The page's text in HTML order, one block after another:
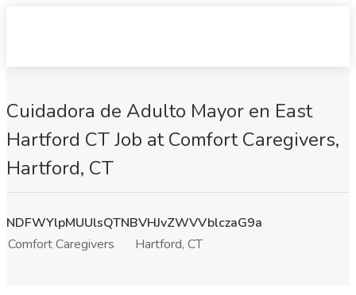
Cuidadora de Adulto Mayor en East
Hartford CT Job at Comfort Caregivers,
Hartford, CT
NDFWYlpMUUlsQTNBVHJvZWVVblczaG9a
Comfort Caregivers
Hartford, CT